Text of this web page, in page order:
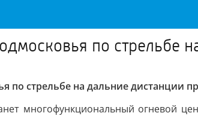
по стрельбе
по стрельбе на дальние дистанции
многофункциональный огневой